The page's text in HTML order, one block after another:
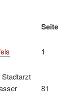
Seite
1
81